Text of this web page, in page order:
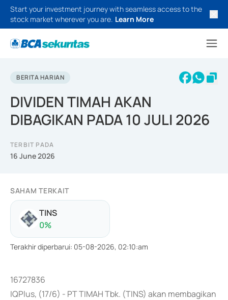
Start your investment journey with seamless access to the
stock market wherever you are. Learn More
BERITA HARIAN
DIVIDEN TIMAH AKAN
DIBAGIKAN PADA 10 JULI 2026
TERBIT PADA
16 June 2026
SAHAM TERKAIT
TINS
0%
Terakhir diperbarui: 05-08-2026, 02:10:am
16727836
IQPlus, (17/6) - PT TIMAH Tbk. (TINS) akan membagikan